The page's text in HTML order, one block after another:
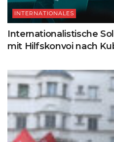
INTERNATIONALES
Internationalistische
mit Hilfskonvoi nach